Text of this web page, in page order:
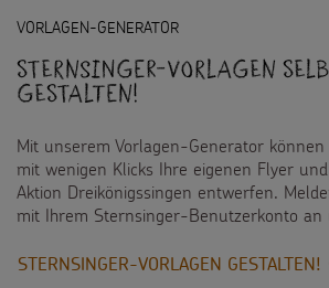
VORLAGEN-GENERATOR
Sternsinger-Vorlagen
gestalten!
Mit unserem Vorlagen-Generator
mit wenigen Klicks Ihre eigenen Flyer
Aktion Dreikönigssingen entwerfen.
mit Ihrem Sternsinger-Benutzerkonto an
STERNSINGER-VORLAGEN GESTALTEN!